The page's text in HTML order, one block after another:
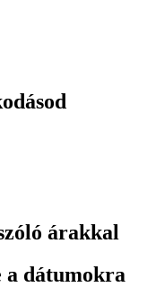
árakkal
a dátumokra